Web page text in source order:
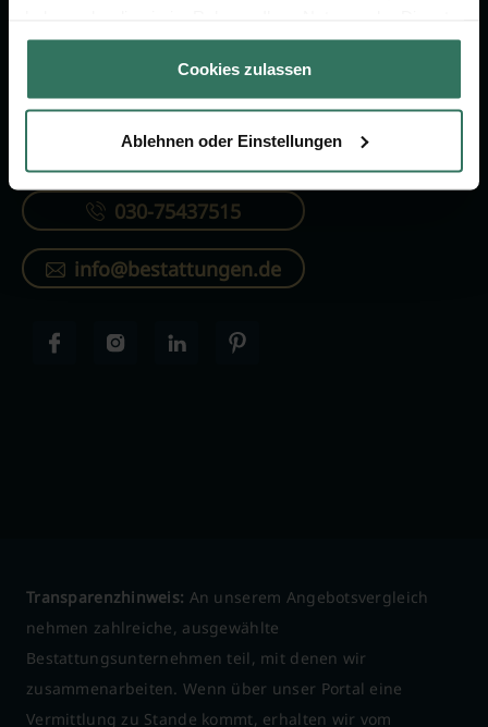
gesammelt haben.
Cookies zulassen
Ablehnen oder Einstellungen
030-75437515
info@bestattungen.de
Transparenzhinweis: An unserem Angebotsvergleich
nehmen zahlreiche, ausgewählte
Bestattungsunternehmen teil, mit denen wir
zusammenarbeiten. Wenn über unser Portal eine
Vermittlung zu Stande kommt, erhalten wir vom